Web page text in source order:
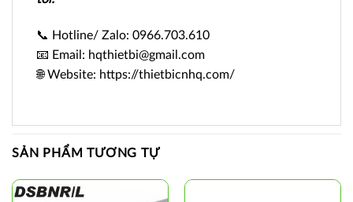
📞 Hotline/ Zalo: 0966.703.610
📧 Email: hqthietbi@gmail.com
🌐 Website: https://thietbicnhq.com/
SẢN PHẨM TƯƠNG TỰ